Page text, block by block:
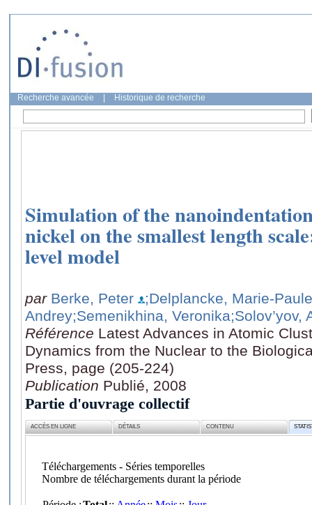
Recherche avancée Historique de recherche
Simulation of the
nickel on the smallest length
level model
par Berke, Peter
;Delplancke, Marie-Paule
Andrey;Semenikhina, Veronika;Solov’yov,
Référence Latest Advances in Atomic
Dynamics from the Nuclear to the
Press, page (205-224)
Publication Publié, 2008
Partie d'ouvrage collectif
ACCÈS EN LIGNE DÉTAILS CONTENU